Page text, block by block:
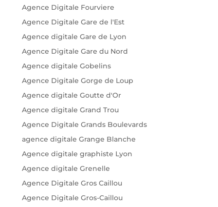
Agence Digitale Fourviere
Agence Digitale Gare de l'Est
Agence digitale Gare de Lyon
Agence Digitale Gare du Nord
Agence digitale Gobelins
Agence Digitale Gorge de Loup
Agence digitale Goutte d'Or
Agence digitale Grand Trou
Agence Digitale Grands Boulevards
agence digitale Grange Blanche
Agence digitale graphiste Lyon
Agence digitale Grenelle
Agence Digitale Gros Caillou
Agence Digitale Gros-Caillou